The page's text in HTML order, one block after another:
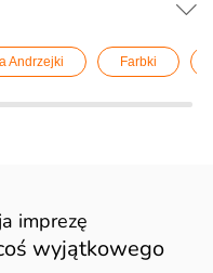
Andrzejki Farbki
imprezę
wyjątkowego